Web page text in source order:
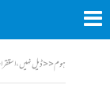
ہوم<<ڈیل نہیں،